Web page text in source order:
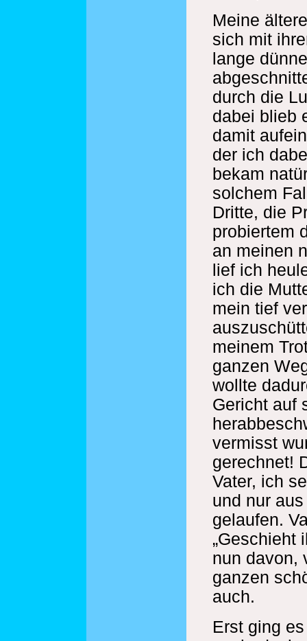
Meine
sich mit
lange
durch die
dabei blieb
damit
der ich
bekam
solchem
Dritte, die
probiertem
an meinen
lief ich
ich die
mein tief
meinem
ganzen
wollte
Gericht auf
vermisst
gerechnet!
Vater, ich
und nur
gelaufen.
„Geschieht
nun davon,
ganzen
auch.
Erst ging